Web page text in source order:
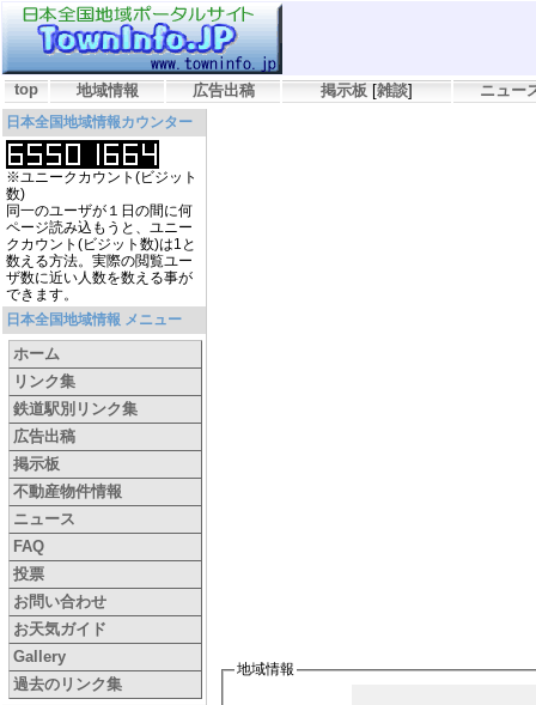
top 地域情報 広告出稿 掲示板 [雑談] ニュー
日本全国地域情報カウンター
※ユニークカウント(ビジット
数)
同一のユーザが１日の間に何
ページ読み込もうと、ユニー
クカウント(ビジット数)は1と
数える方法。実際の閲覧ユー
ザ数に近い人数を数える事が
できます。
日本全国地域情報 メニュー
ホーム
リンク集
鉄道駅別リンク集
広告出稿
掲示板
不動産物件情報
ニュース
FAQ
投票
お問い合わせ
お天気ガイド
Gallery
過去のリンク集
地域情報